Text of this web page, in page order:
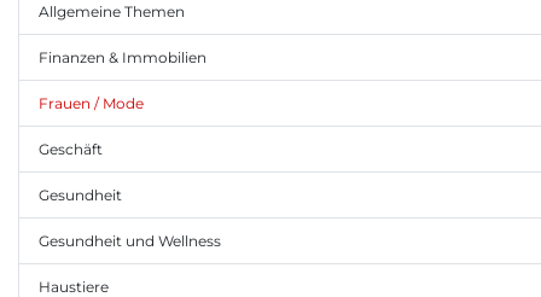
Allgemeine Themen
Finanzen & Immobilien
Frauen / Mode
Geschäft
Gesundheit
Gesundheit und Wellness
Haustiere